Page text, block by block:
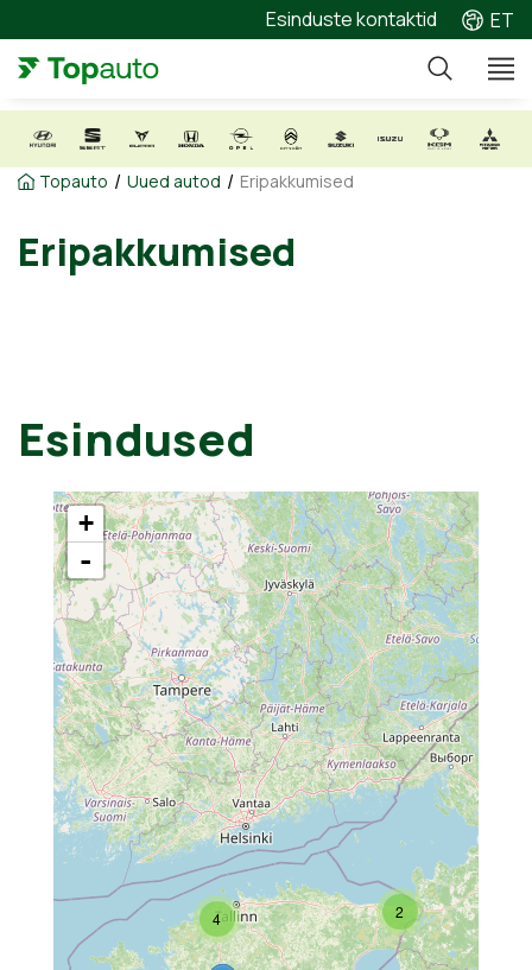
Esinduste kontaktid ET
Topauto / Uued autod / Eripakkumised
Eripakkumised
Esindused
2
4
+
-